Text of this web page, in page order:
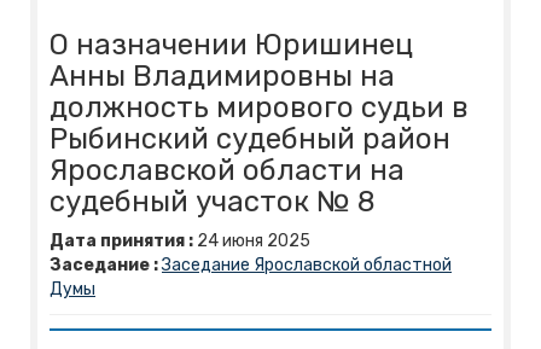
О назначении Юришинец
Анны Владимировны на
должность мирового судьи в
Рыбинский судебный район
Ярославской области на
судебный участок № 8
Дата принятия : 24июня 2025
Заседание :Заседание Ярославской областной
Думы